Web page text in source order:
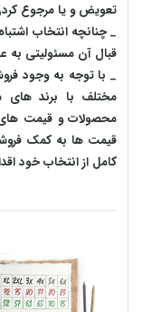
تعویض و یا مرجوع
_ چنانچه انتخاب
قبال آن مسئولیتی به
_ با توجه به‌ وجود
مختلف با برند های
محصولات و قیمت های
قیمت ها به کمک
کامل از انتخاب خود